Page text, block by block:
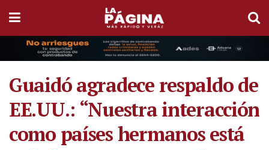
Guaidó agradece respaldo de
EE.UU.: “Nuestra interacción
como países hermanos está